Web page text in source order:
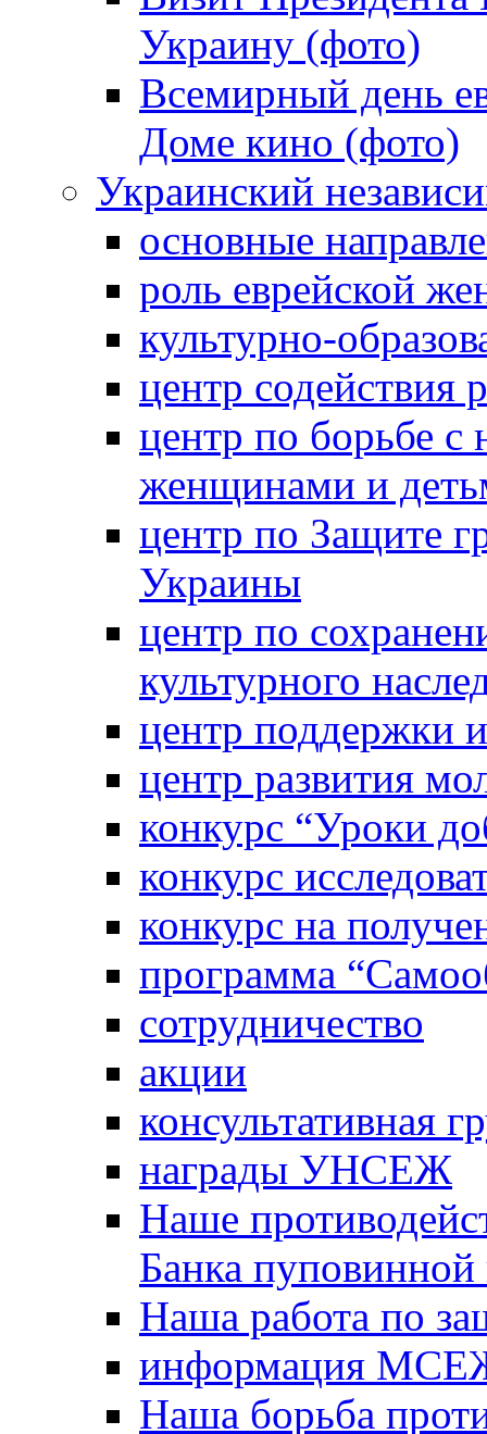
Украину (фото)
Всемирный день
Доме кино (фото)
Украинский
основные
роль еврейской
культурно-
центр содействия
центр по борьбе с
женщинами и
центр по Защите
Украины
центр по
культурного
центр поддержки
центр развития
конкурс “Уроки
конкурс
конкурс на
программа
сотрудничество
акции
консультативная
награды УНСЕЖ
Наше
Банка
Наша работа по
информация
Наша борьба